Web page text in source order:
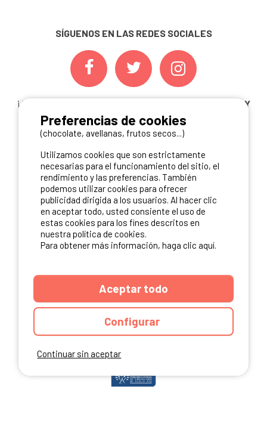
SÍGUENOS EN LAS REDES SOCIALES
¡ Y NO TE PIERDAS NUESTRAS
OFERTAS, CONCURSOS Y
NOVEDADESINSCRIBIÉNDOTE A NUESTRA
NEWSLETTER!
ME INSCRIBO
NUESTROS PARTNERS
Continuar sin aceptar
Preferencias de cookies
(chocolate, avellanas, frutos secos...)
Utilizamos cookies que son estrictamente
necesarias para el funcionamiento del sitio, el
rendimiento y las preferencias. También
podemos utilizar cookies para ofrecer
publicidad dirigida a los usuarios. Al hacer clic
en aceptar todo, usted consiente el uso de
estas cookies para los fines descritos en
nuestra política de cookies.
Para obtener más información, haga clic aquí.
Aceptar todo
Configurar